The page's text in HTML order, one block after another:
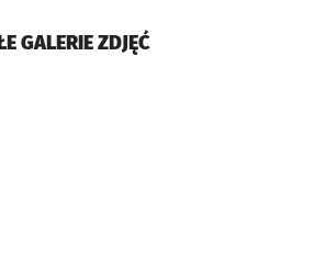
GALERIE ZDJĘĆ